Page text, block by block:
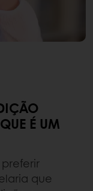
É UM
que